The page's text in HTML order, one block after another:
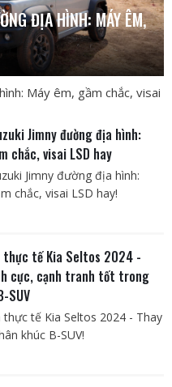
ĐỊA HÌNH: MÁY ÊM,
Máy êm, gầm chắc, visai
Jimny đường địa hình:
chắc, visai LSD hay
Jimny đường địa hình:
chắc, visai LSD hay!
thực tế Kia Seltos 2024 -
cực, cạnh tranh tốt trong
SUV
thực tế Kia Seltos 2024 - Thay
khúc B-SUV!